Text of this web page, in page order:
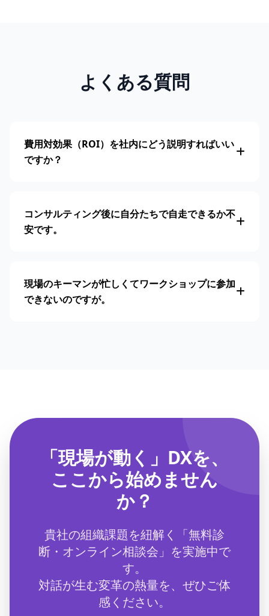
よくある質問
費用対効果（ROI）を社内にどう説明すればいい
ですか？
コンサルティング後に自分たちで自走できるか不
安です。
現場のキーマンが忙しくてワークショップに参加
できないのですが。
「現場が動く」DXを、
ここから始めません
か？
貴社の組織課題を紐解く「無料診
断・オンライン相談会」を実施中で
す。
対話が生む変革の熱量を、ぜひご体
感ください。